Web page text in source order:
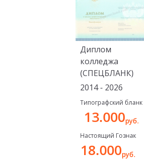
Диплом
колледжа
(СПЕЦБЛАНК)
2014 - 2026
Типографский бланк
13.000руб.
Настоящий Гознак
18.000руб.